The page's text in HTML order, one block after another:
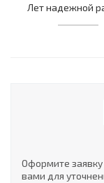
Лет надежной
Оформите
вами для